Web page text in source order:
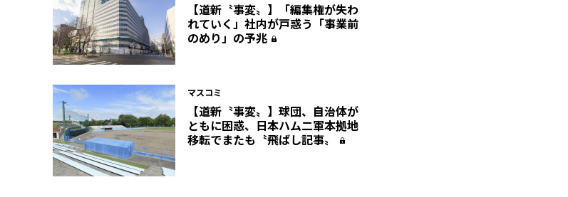
【道新〝事変〟】「編集権が失わ
れていく」社内が戸惑う「事業前
のめり」の予兆
マスコミ
【道新〝事変〟】球団、自治体が
ともに困惑、日本ハム二軍本拠地
移転でまたも〝飛ばし記事〟